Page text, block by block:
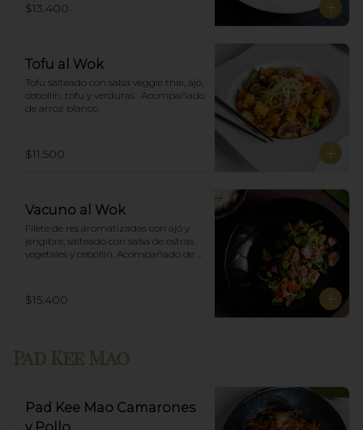
$13.400
Tofu al Wok
Tofu salteado con salsa veggie thai, ajó,
cebollín, tofu y verduras.  Acompañado
de arroz blanco.
$11.500
Vacuno al Wok
Filete de res aromatizadas con ajó y
jengibre, salteado con salsa de ostras
vegetales y cebollín. Acompañado de
$15.400
Pad Kee Mao Camarones